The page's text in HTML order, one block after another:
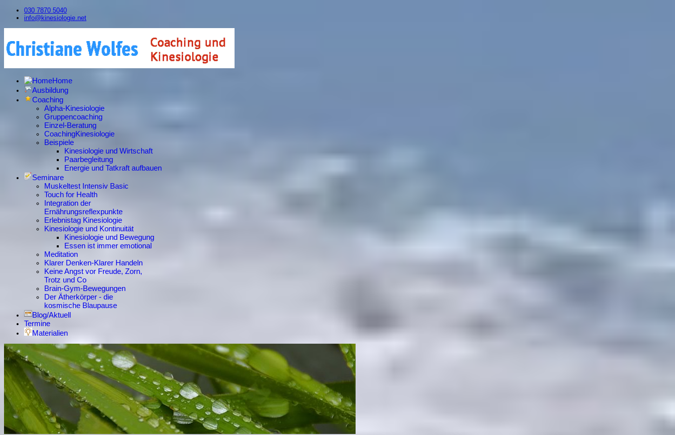
030 7870 5040
info@kinesiologie.net
Home
Ausbildung
Coaching
Alpha-Kinesiologie
Gruppencoaching
Einzel-Beratung
CoachingKinesiologie
Beispiele
Kinesiologie und Wirtschaft
Paarbegleitung
Energie und Tatkraft aufbauen
Seminare
Muskeltest Intensiv Basic
Touch for Health
Integration der
Ernährungsreflexpunkte
Erlebnistag Kinesiologie
Kinesiologie und Kontinuität
Kinesiologie und Bewegung
Essen ist immer emotional
Meditation
Klarer Denken-Klarer Handeln
Keine Angst vor Freude, Zorn,
Trotz und Co
Brain-Gym-Bewegungen
Der Ätherkörper - die
kosmische Blaupause
Blog/Aktuell
Termine
Materialien